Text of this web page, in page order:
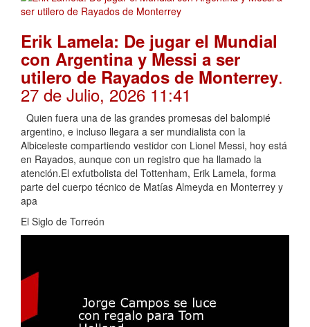
Erik Lamela: De jugar el Mundial
con Argentina y Messi a ser
utilero de Rayados de Monterrey.
27 de Julio, 2026 11:41
Quien fuera una de las grandes promesas del balompié
argentino, e incluso llegara a ser mundialista con la
Albiceleste compartiendo vestidor con Lionel Messi, hoy está
en Rayados, aunque con un registro que ha llamado la
atención.El exfutbolista del Tottenham, Erik Lamela, forma
parte del cuerpo técnico de Matías Almeyda en Monterrey y
apa
El Siglo de Torreón